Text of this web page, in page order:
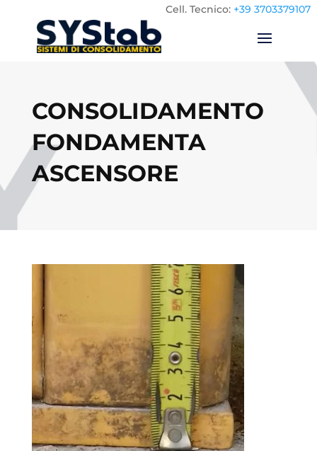
Cell. Tecnico: +39 3703379107
CONSOLIDAMENTO
FONDAMENTA
ASCENSORE